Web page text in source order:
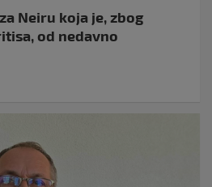
Neiru koja je, zbog
od nedavno